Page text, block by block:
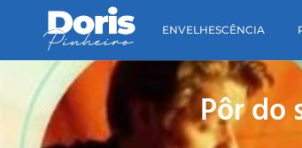
ENVELHESCÊNCIA
Pôr do